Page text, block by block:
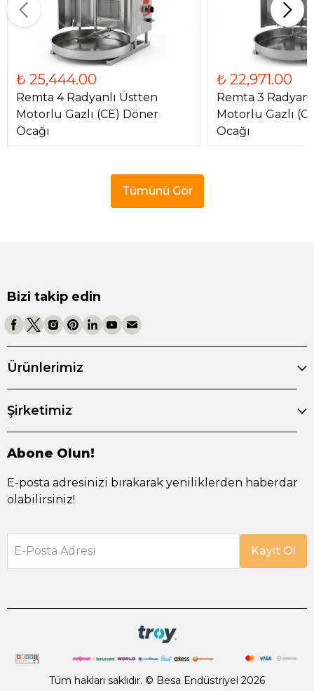
₺ 25,444.00
Remta 4 Radyanlı Üstten
Motorlu Gazlı (CE) Döner
Ocağı
₺ 22,971.00
Remta 3
Motorlu Gazlı
Ocağı
Tümünü Gör
Bizi takip edin
Ürünlerimiz
Şirketimiz
Abone Olun!
E-posta adresinizi bırakarak yeniliklerden haberdar
olabilirsiniz!
E-Posta Adresi Kayıt Ol
Tüm hakları saklıdır. © Besa Endüstriyel 2026